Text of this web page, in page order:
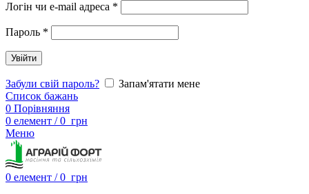
Логін чи e-mail адреса *
Пароль *
Увійти
Забули свій пароль?
Запам'ятати мене
Список бажань
0 Порівняння
0 елемент / 0 грн
Меню
0 елемент / 0 грн